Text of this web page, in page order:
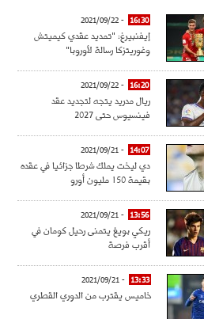
16:30
- 2021/09/22
إيفنبيرغ: "تمديد عقدي كيميتش
وغوريتزكا رسالة لأوروبا"
16:20
- 2021/09/22
ريال مدريد يتجه لتجديد عقد
فينسيوس حتى 2027
14:07
- 2021/09/21
دي ليخت يملك شرطا جزائيا في عقده
بقيمة 150 مليون أورو
13:56
- 2021/09/21
ريكي بويغ يتمنى رحيل كومان في
أقرب فرصة
13:33
- 2021/09/21
خاميس يقترب من الدوري القطري